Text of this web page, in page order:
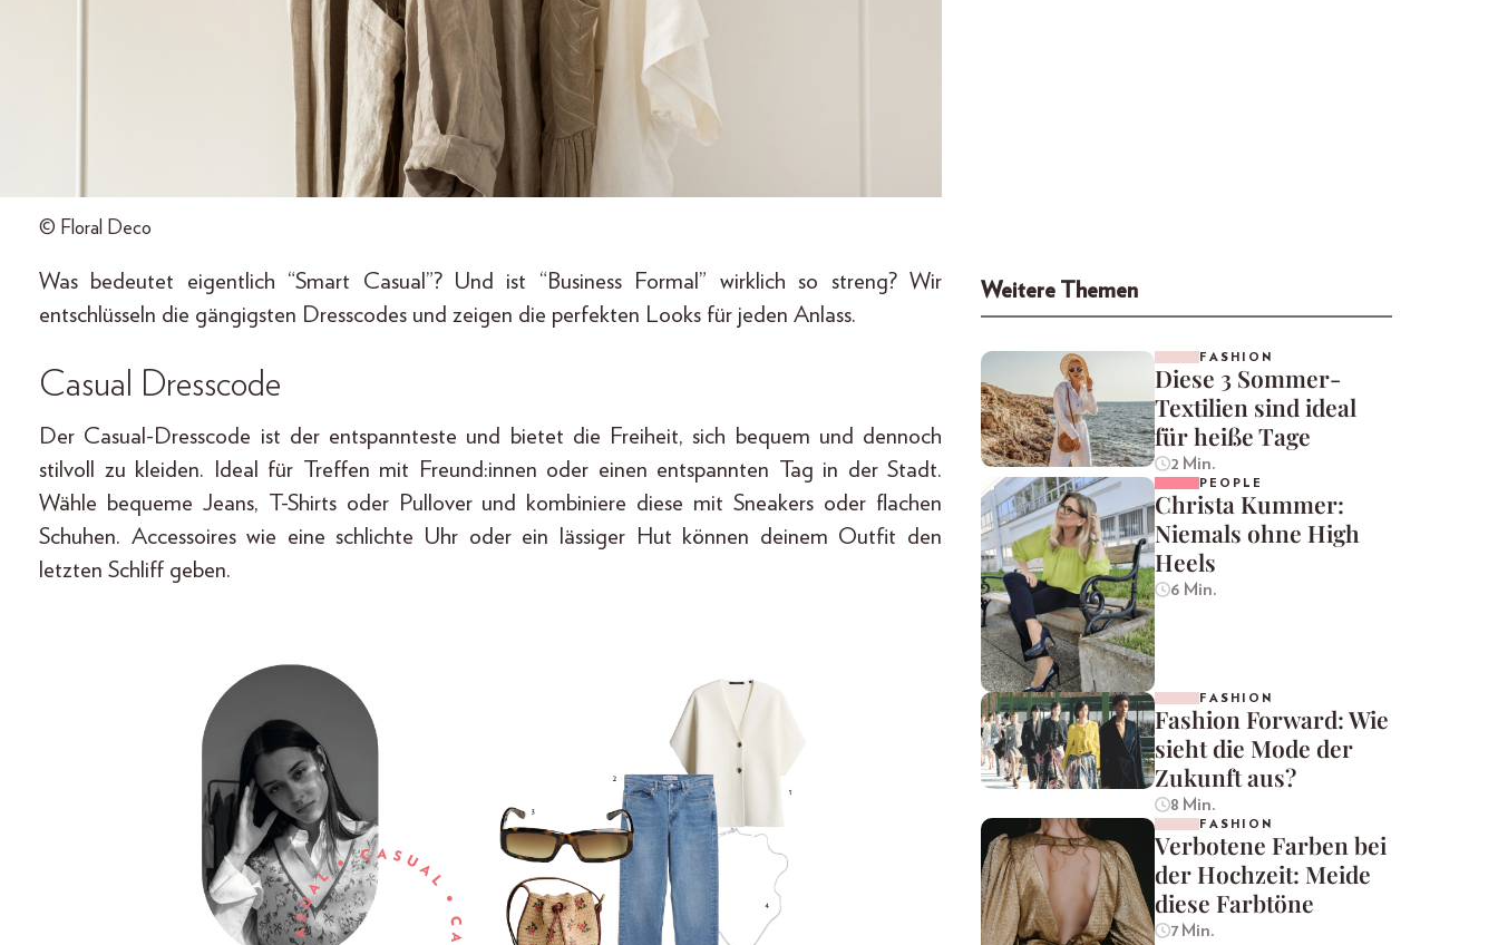
© Floral Deco
Was bedeutet eigentlich “Smart Casual”? Und ist “Business Formal” wirklich so streng? Wir
entschlüsseln die gängigsten Dresscodes und zeigen die perfekten Looks für jeden Anlass.
Casual Dresscode
Der Casual-Dresscode ist der entspannteste und bietet die Freiheit, sich bequem und dennoch
stilvoll zu kleiden. Ideal für Treffen mit Freund:innen oder einen entspannten Tag in der Stadt.
Wähle bequeme Jeans, T-Shirts oder Pullover und kombiniere diese mit Sneakers oder flachen
Schuhen. Accessoires wie eine schlichte Uhr oder ein lässiger Hut können deinem Outfit den
letzten Schliff geben.
Weitere Themen
FASHION
Diese 3 Sommer-
Textilien sind ideal
für heiße Tage
2 Min.
PEOPLE
Christa Kummer:
Niemals ohne High
Heels
6 Min.
FASHION
Fashion Forward: Wie
sieht die Mode der
Zukunft aus?
8 Min.
FASHION
Verbotene Farben bei
der Hochzeit: Meide
diese Farbtöne
7 Min.